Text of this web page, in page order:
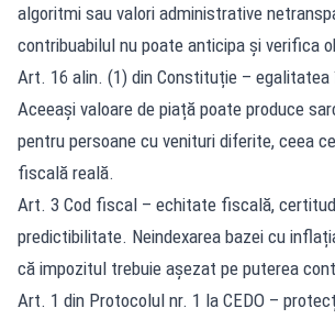
algoritmi sau valori administrative
contribuabilul nu poate anticipa și verifica
Art. 16 alin. (1) din Constituție – egalitatea
Aceeași valoare de piață poate produce
pentru persoane cu venituri diferite, ceea
fiscală reală.
Art. 3 Cod fiscal – echitate fiscală,
predictibilitate. Neindexarea bazei cu
că impozitul trebuie așezat pe puterea
Art. 1 din Protocolul nr. 1 la CEDO –